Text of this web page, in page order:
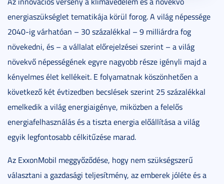
energiaszükséglet tematikája körül forog. A világ népessége
2040-ig várhatóan – 30 százalékkal – 9 milliárdra fog
növekedni, és – a vállalat előrejelzései szerint – a világ
növekvő népességének egyre nagyobb része igényli majd a
kényelmes élet kellékeit. E folyamatnak köszönhetően a
következő két évtizedben becslések szerint 25 százalékkal
emelkedik a világ energiaigénye, miközben a felelős
energiafelhasználás és a tiszta energia előállítása a világ
egyik legfontosabb célkitűzése marad.
Az ExxonMobil meggyőződése, hogy nem szükségszerű
választani a gazdasági teljesítmény, az emberek jóléte és a